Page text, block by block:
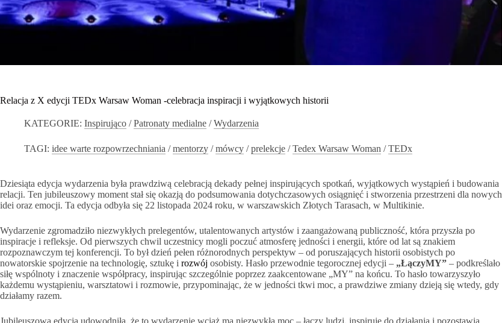
Relacja z X edycji TEDx Warsaw Woman -celebracja inspiracji i wyjątkowych historii
KATEGORIE: Inspirująco /Patronaty medialne /Wydarzenia
TAGI: idee warte rozpowrzechniania /mentorzy /mówcy /prelekcje /Tedex Warsaw Woman /TEDx
Dziesiąta edycja wydarzenia była prawdziwą celebracją dekady pełnej inspirujących spotkań, wyjątkowych wystąpień i budowania
relacji. Ten jubileuszowy moment stał się okazją do podsumowania dotychczasowych osiągnięć i stworzenia przestrzeni dla nowych
idei oraz emocji. Ta edycja odbyła się 22 listopada 2024 roku, w warszawskich Złotych Tarasach, w Multikinie.
Wydarzenie zgromadziło niezwykłych prelegentów, utalentowanych artystów i zaangażowaną publiczność, która przyszła po
inspiracje i refleksje. Od pierwszych chwil uczestnicy mogli poczuć atmosferę jedności i energii, które od lat są znakiem
rozpoznawczym tej konferencji. To był dzień pełen różnorodnych perspektyw – od poruszających historii osobistych po
nowatorskie spojrzenie na technologię, sztukę i rozwój osobisty. Hasło przewodnie tegorocznej edycji – „ŁączyMY” – podkreślało
siłę wspólnoty i znaczenie współpracy, inspirując szczególnie poprzez zaakcentowane „MY” na końcu. To hasło towarzyszyło
każdemu wystąpieniu, warsztatowi i rozmowie, przypominając, że w jedności tkwi moc, a prawdziwe zmiany dzieją się wtedy, gdy
działamy razem.
Jubileuszowa edycja udowodniła, że to wydarzenie wciąż ma niezwykłą moc – łączy ludzi, inspiruje do działania i pozostawia